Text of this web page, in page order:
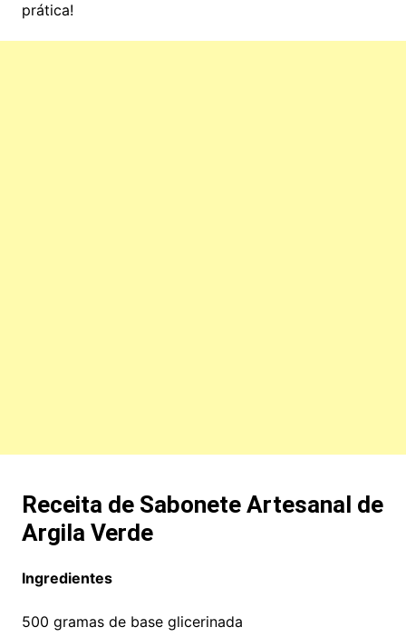
prática!
Receita de Sabonete Artesanal de
Argila Verde
Ingredientes
500 gramas de base glicerinada